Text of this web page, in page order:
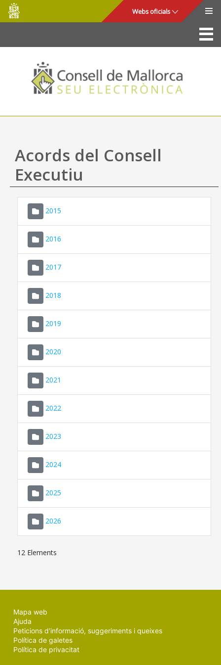
Salta al contingut principal
Consell
de
Mallorca
Webs oficials
La Seu
Consell de Mallorca
Accés i seguretat
Utilitats
Ajuda
Acords del Consell
Executiu
2015
2016
2017
2018
2019
2020
2021
2022
2023
2024
2025
2026
12 Elements
Mapa web
Ajuda
Peticions d'informació, suggeriments i queixes
Política de galetes
Política de privacitat